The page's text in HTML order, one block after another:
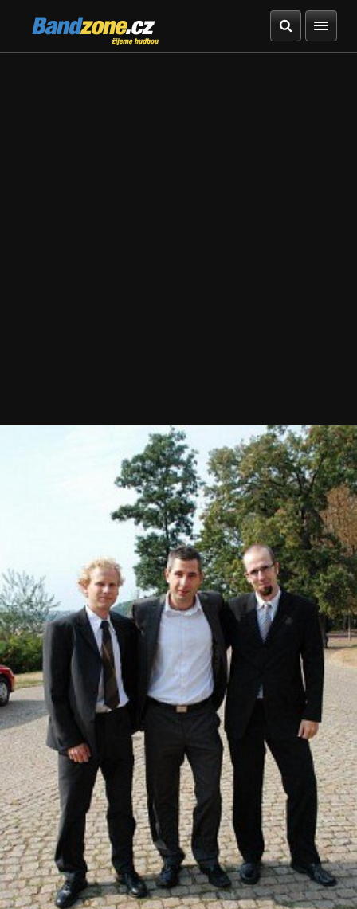
Bandzone.cz
žijeme hudbou